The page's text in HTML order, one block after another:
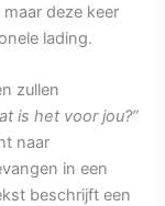
deze keer
lading.
zullen
is het voor jou?”
naar
in een
beschrijft een